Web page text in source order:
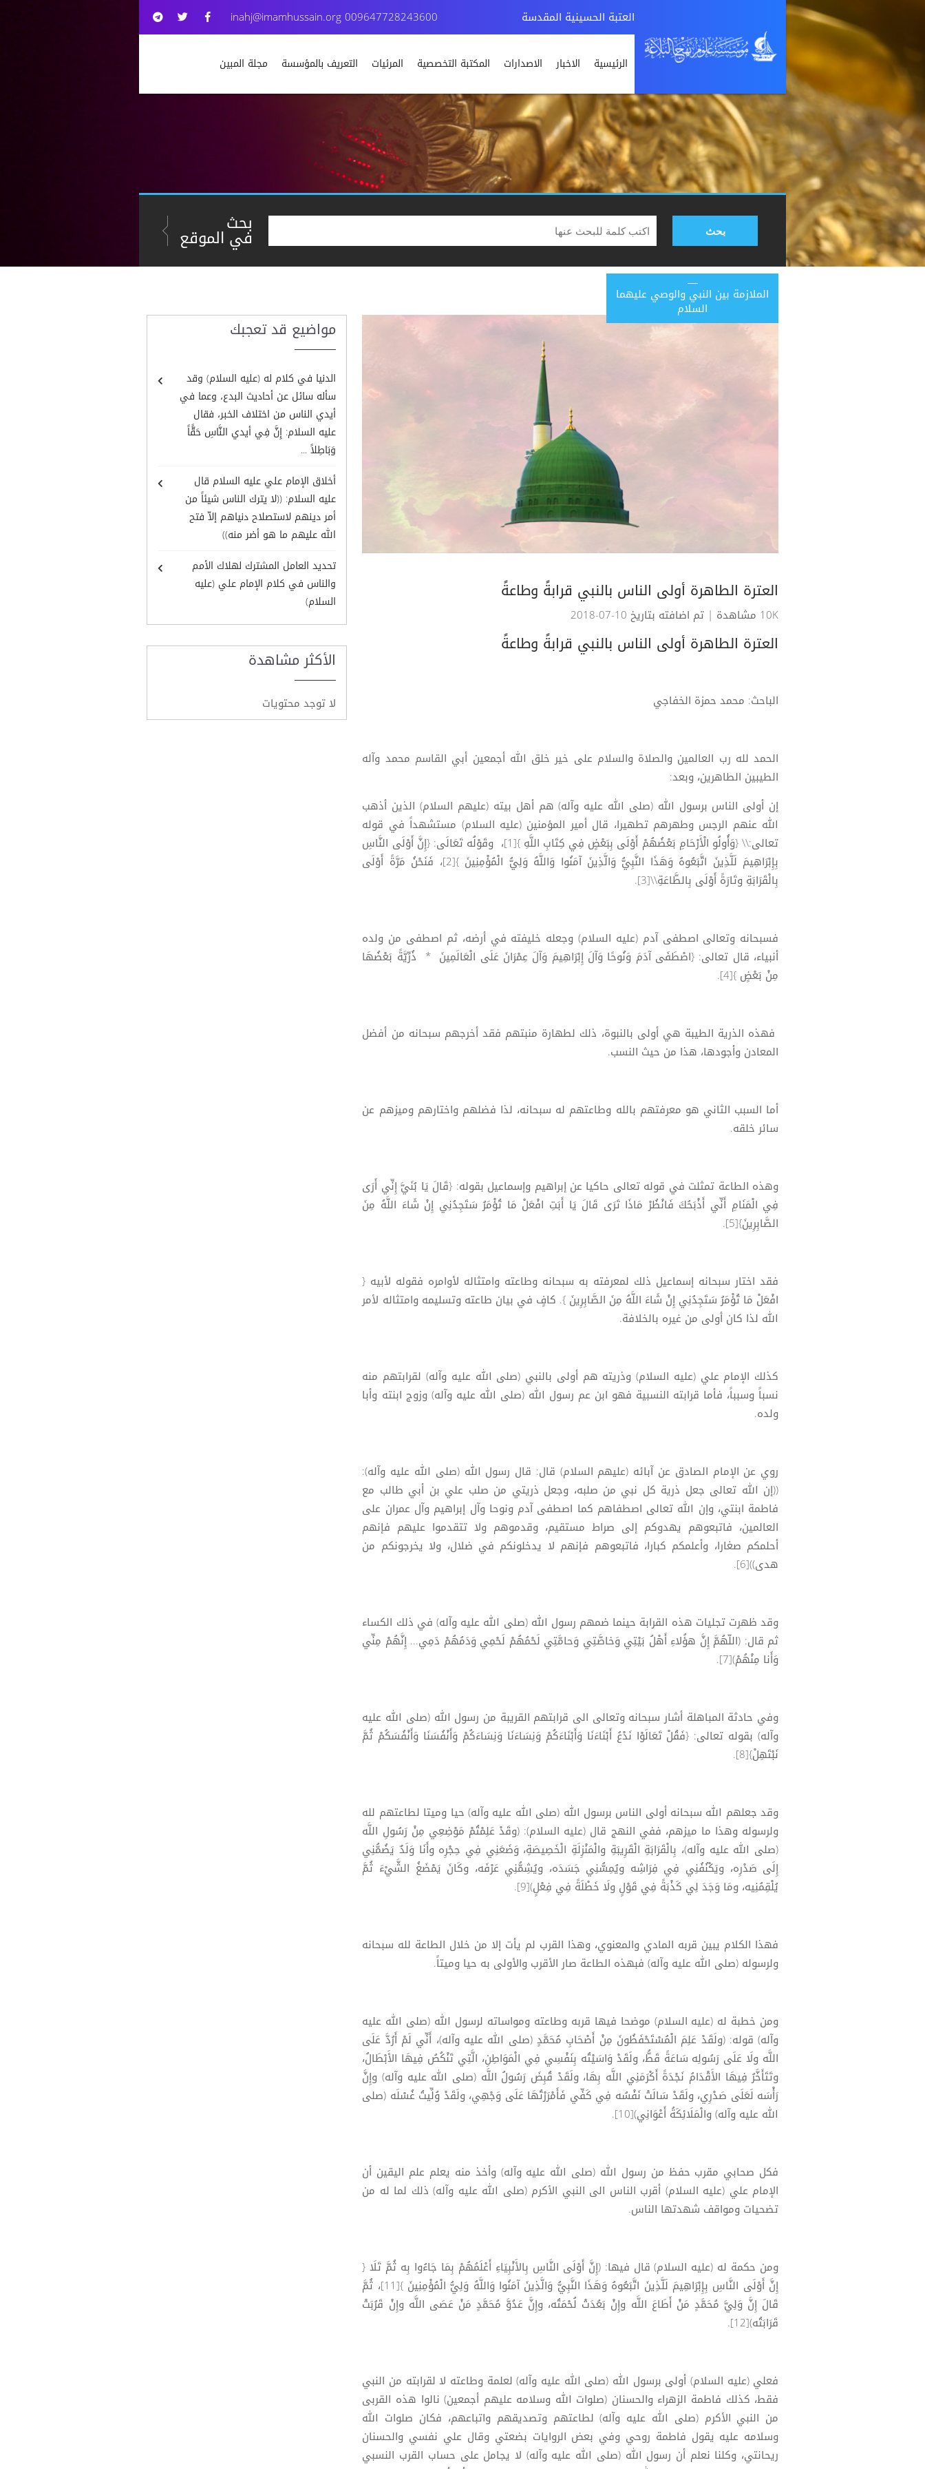
العتبة الحسينية المقدسة 009647728243600
inahj@imamhussain.org
الرئيسية الاخبار الاصدارات المكتبة التخصصية المرئيات التعريف بالمؤسسة مجلة المبين
بحث بحث
في الموقع
الملازمة بين النبي والوصي عليهما
السلام
العترة الطاهرة أولى الناس بالنبي قرابةً وطاعةً
10K مشاهدة | تم اضافته بتاريخ 10-07-2018
العترة الطاهرة أولى الناس بالنبي قرابةً وطاعةً
الباحث: محمد حمزة الخفاجي
الحمد لله رب العالمين والصلاة والسلام على خير خلق الله أجمعين أبي القاسم محمد وآله
الطيبين الطاهرين، وبعد:
إن أولى الناس برسول الله (صلى الله عليه وآله) هم أهل بيته (عليهم السلام) الذين أذهب
الله عنهم الرجس وطهرهم تطهيرا، قال أمير المؤمنين (عليه السلام) مستشهداً في قوله
تعالى:\\ {وَأُولُو الْأَرْحَامِ بَعْضُهُمْ أَوْلَى بِبَعْضٍ فِي كِتَابِ اللَّهِ }[1]، وقَوْلُه تَعَالَى: {إِنَّ أَوْلَى النَّاسِ
بِإِبْرَاهِيمَ لَلَّذِينَ اتَّبَعُوهُ وَهَذَا النَّبِيُّ وَالَّذِينَ آمَنُوا وَاللَّهُ وَلِيُّ الْمُؤْمِنِينَ }[2]، فَنَحْنُ مَرَّةً أَوْلَى
بِالْقَرَابَةِ وتَارَةً أَوْلَى بِالطَّاعَةِ\\[3].
فسبحانه وتعالى اصطفى آدم (عليه السلام) وجعله خليفته في أرضه، ثم اصطفى من ولده
أنبياء، قال تعالى: {اصْطَفَى آدَمَ وَنُوحًا وَآلَ إِبْرَاهِيمَ وَآلَ عِمْرَانَ عَلَى الْعَالَمِينَ * ذُرِّيَّةً بَعْضُهَا
مِنْ بَعْضٍ }[4].
فهذه الذرية الطيبة هي أولى بالنبوة، ذلك لطهارة منبتهم فقد أخرجهم سبحانه من أفضل
المعادن وأجودها، هذا من حيث النسب.
أما السبب الثاني هو معرفتهم بالله وطاعتهم له سبحانه، لذا فضلهم واختارهم وميزهم عن
سائر خلقه.
وهذه الطاعة تمثلت في قوله تعالى حاكيا عن إبراهيم وإسماعيل بقوله: {قَالَ يَا بُنَيَّ إِنِّي أَرَى
فِي الْمَنَامِ أَنِّي أَذْبَحُكَ فَانْظُرْ مَاذَا تَرَى قَالَ يَا أَبَتِ افْعَلْ مَا تُؤْمَرُ سَتَجِدُنِي إِنْ شَاءَ اللَّهُ مِنَ
الصَّابِرِينَ}[5].
فقد اختار سبحانه إسماعيل ذلك لمعرفته به سبحانه وطاعته وامتثاله لأوامره فقوله لأبيه {
افْعَلْ مَا تُؤْمَرُ سَتَجِدُنِي إِنْ شَاءَ اللَّهُ مِنَ الصَّابِرِينَ }. كافٍ في بيان طاعته وتسليمه وامتثاله لأمر
الله لذا كان أولى من غيره بالخلافة.
كذلك الإمام علي (عليه السلام) وذريته هم أولى بالنبي (صلى الله عليه وآله) لقرابتهم منه
نسباً وسبباً، فأما قرابته النسبية فهو ابن عم رسول الله (صلى الله عليه وآله) وزوج ابنته وأبا
ولده.
روي عن الإمام الصادق عن آبائه (عليهم السلام) قال: قال رسول الله (صلى الله عليه وآله):
((إن الله تعالى جعل ذرية كل نبي من صلبه، وجعل ذريتي من صلب علي بن أبي طالب مع
فاطمة ابنتي، وإن الله تعالى اصطفاهم كما اصطفى آدم ونوحا وآل إبراهيم وآل عمران على
العالمين، فاتبعوهم يهدوكم إلى صراط مستقيم، وقدموهم ولا تتقدموا عليهم فإنهم
أحلمكم صغارا، وأعلمكم كبارا، فاتبعوهم فإنهم لا يدخلونكم في ضلال، ولا يخرجونكم من
هدى))[6].
وقد ظهرت تجليات هذه القرابة حينما ضمهم رسول الله (صلى الله عليه وآله) في ذلك الكساء
ثم قال: (اللّهُمَّ إِنَّ هؤُلاءِ أَهْلُ بَيْتِي وَخاصَّتِي وَحامَّتِي لَحْمُهُمْ لَحْمِي وَدَمُهُمْ دَمِي... إِنَّهُمْ مِنِّي
وَأَنا مِنْهُمْ)[7].
وفي حادثة المباهلة أشار سبحانه وتعالى الى قرابتهم القريبة من رسول الله (صلى الله عليه
وآله) بقوله تعالى: {فَقُلْ تَعَالَوْا نَدْعُ أَبْنَاءَنَا وَأَبْنَاءَكُمْ وَنِسَاءَنَا وَنِسَاءَكُمْ وَأَنْفُسَنَا وَأَنْفُسَكُمْ ثُمَّ
نَبْتَهِلْ}[8].
وقد جعلهم الله سبحانه أولى الناس برسول الله (صلى الله عليه وآله) حيا وميتا لطاعتهم لله
ولرسوله وهذا ما ميزهم، ففي النهج قال (عليه السلام): (وقَدْ عَلِمْتُمْ مَوْضِعِي مِنْ رَسُولِ اللَّه
(صلى الله عليه وآله)، بِالْقَرَابَةِ الْقَرِيبَةِ والْمَنْزِلَةِ الْخَصِيصَةِ، وَضَعَنِي فِي حِجْرِه وأَنَا وَلَدٌ يَضُمُّنِي
إِلَى صَدْرِه، ويَكْنُفُنِي فِي فِرَاشِه ويُمِسُّنِي جَسَدَه، ويُشِمُّنِي عَرْفَه، وكَانَ يَمْضَغُ الشَّيْءَ ثُمَّ
يُلْقِمُنِيه، ومَا وَجَدَ لِي كَذْبَةً فِي قَوْلٍ ولَا خَطْلَةً فِي فِعْلٍ)[9].
فهذا الكلام يبين قربه المادي والمعنوي، وهذا القرب لم يأت إلا من خلال الطاعة لله سبحانه
ولرسوله (صلى الله عليه وآله) فبهذه الطاعة صار الأقرب والأولى به حيا وميتاً.
ومن خطبة له (عليه السلام) موضحا فيها قربه وطاعته ومواساته لرسول الله (صلى الله عليه
وآله) قوله: (ولَقَدْ عَلِمَ الْمُسْتَحْفَظُونَ مِنْ أَصْحَابِ مُحَمَّدٍ (صلى الله عليه وآله)، أَنِّي لَمْ أَرُدَّ عَلَى
اللَّه ولَا عَلَى رَسُولِه سَاعَةً قَطُّ، ولَقَدْ وَاسَيْتُه بِنَفْسِي فِي الْمَوَاطِنِ، الَّتِي تَنْكُصُ فِيهَا الأَبْطَالُ،
وتَتَأَخَّرُ فِيهَا الأَقْدَامُ نَجْدَةً أَكْرَمَنِي اللَّه بِهَا، ولَقَدْ قُبِضَ رَسُولُ اللَّه (صلى الله عليه وآله) وإِنَّ
رَأْسَه لَعَلَى صَدْرِي، ولَقَدْ سَالَتْ نَفْسُه فِي كَفِّي فَأَمْرَرْتُهَا عَلَى وَجْهِي، ولَقَدْ وُلِّيتُ غُسْلَه (صلى
الله عليه وآله) والْمَلَائِكَةُ أَعْوَانِي)[10].
فكل صحابي مقرب حفظ من رسول الله (صلى الله عليه وآله) وأخذ منه يعلم علم اليقين أن
الإمام علي (عليه السلام) أقرب الناس الى النبي الأكرم (صلى الله عليه وآله) ذلك لما له من
تضحيات ومواقف شهدتها الناس.
ومن حكمة له (عليه السلام) قال فيها: (إِنَّ أَوْلَى النَّاسِ بِالأَنْبِيَاءِ أَعْلَمُهُمْ بِمَا جَاءُوا بِه ثُمَّ تَلَا {
إِنَّ أَوْلَى النَّاسِ بِإِبْرَاهِيمَ لَلَّذِينَ اتَّبَعُوهُ وَهَذَا النَّبِيُّ وَالَّذِينَ آمَنُوا وَاللَّهُ وَلِيُّ الْمُؤْمِنِينَ }[11]، ثُمَّ
قَالَ إِنَّ وَلِيَّ مُحَمَّدٍ مَنْ أَطَاعَ اللَّه وإِنْ بَعُدَتْ لُحْمَتُه، وإِنَّ عَدُوَّ مُحَمَّدٍ مَنْ عَصَى اللَّه وإِنْ قَرُبَتْ
قَرَابَتُه)[12].
فعلي (عليه السلام) أولى برسول الله (صلى الله عليه وآله) لعلمة وطاعته لا لقرابته من النبي
فقط، كذلك فاطمة الزهراء والحسنان (صلوات الله وسلامه عليهم أجمعين) نالوا هذه القربى
من النبي الأكرم (صلى الله عليه وآله) لطاعتهم وتصديقهم واتباعهم، فكان صلوات الله
وسلامه عليه يقول فاطمة روحي وفي بعض الروايات بضعتي وقال علي نفسي والحسنان
ريحانتي، وكلنا نعلم أن رسول الله (صلى الله عليه وآله) لا يجامل على حساب القرب النسبي
مواضيع قد تعجبك
الدنيا في كلام له (عليه السلام) وقد
سأله سائل عن أحاديث البدع، وعما في
أيدي الناس من اختلاف الخبر، فقال
عليه السلام: إِنَّ فِي أيدي النَّاسِ حَقًّاً
وَبَاطِلاً ...
أخلاق الإمام علي عليه السلام قال
عليه السلام: ((لا يترك الناس شيئاً من
أمر دينهم لاستصلاح دنياهم إلاّ فتح
الله عليهم ما هو أضر منه))
تحديد العامل المشترك لهلاك الأمم
والناس في كلام الإمام علي (عليه
السلام)
الأكثر مشاهدة
لا توجد محتويات